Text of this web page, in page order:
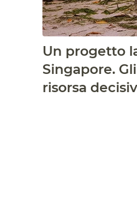
Un progetto
Singapore.
risorsa